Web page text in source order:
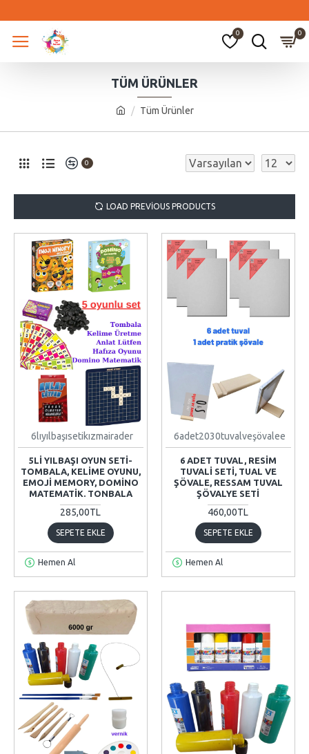
0 0
Tüm Ürünler
TÜM ÜRÜNLER
0
LOAD PREVIOUS PRODUCTS
6lıyılbaşısetikızmairader
5LI YILBAŞI OYUN SETI-
TOMBALA, KELIME OYUNU,
EMOJI MEMORY, DOMINO
MATEMATIK. TONBALA
285,00TL
SEPETE EKLE
Hemen Al
6adet2030tuvalveşövalee
6 ADET TUVAL, RESIM
TUVALI SETI, TUAL VE
ŞÖVALE, RESSAM TUVAL
ŞÖVALYE SETI
460,00TL
SEPETE EKLE
Hemen Al